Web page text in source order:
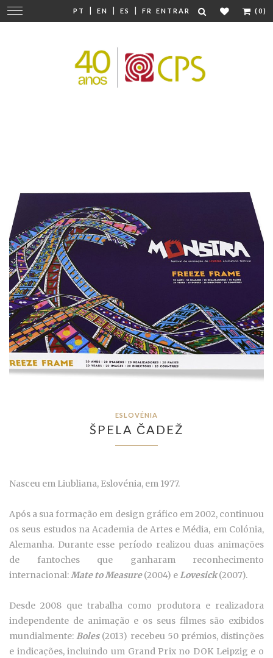
PT | EN | ES | FR ENTRAR (0)
Mudar
navegação
ESLOVÉNIA
ŠPELA ČADEŽ
Nasceu em Liubliana, Eslovénia, em 1977.
Após a sua formação em design gráfico em 2002, continuou
os seus estudos na Academia de Artes e Média, em Colónia,
Alemanha. Durante esse período realizou duas animações
de fantoches que ganharam reconhecimento
internacional:Mate to Measure(2004) eLovesick(2007).
Desde 2008 que trabalha como produtora e realizadora
independente de animação e os seus filmes são exibidos
mundialmente:Boles(2013) recebeu 50 prémios, distinções
e indicações, incluindo um Grand Prix no DOK Leipzig e o